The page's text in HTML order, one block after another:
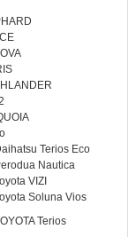
Terios Eco
Nautica
VIZI
Soluna Vios
Terios